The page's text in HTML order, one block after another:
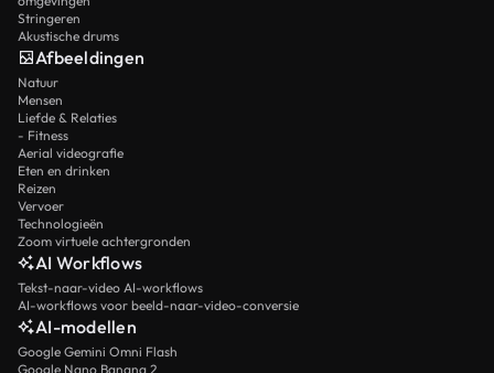
Stringeren
Akustische drums
Afbeeldingen
Natuur
Mensen
Liefde & Relaties
- Fitness
Aerial videografie
Eten en drinken
Reizen
Vervoer
Technologieën
Zoom virtuele achtergronden
AI Workflows
Tekst-naar-video AI-workflows
AI-workflows voor beeld-naar-video-conversie
AI-modellen
Google Gemini Omni Flash
Google Nano Banana 2